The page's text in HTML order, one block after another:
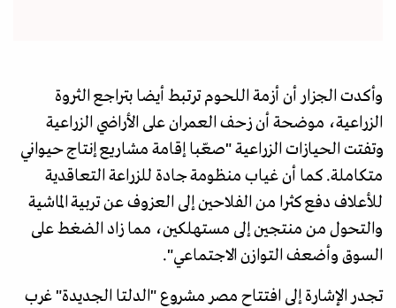
وأكدت الجزار أن أزمة اللحوم ترتبط أيضا بتراجع الثروة
الزراعية، موضحة أن زحف العمران على الأراضي الزراعية
وتفتت الحيازات الزراعية "صعّبا إقامة مشاريع إنتاج حيواني
متكاملة. كما أن غياب منظومة جادة للزراعة التعاقدية
للأعلاف دفع كثرا من الفلاحين إلى العزوف عن تربية الماشية
والتحول من منتجين إلى مستهلكين، مما زاد الضغط على
السوق وأضعف التوازن الاجتماعي".
تجدر الإشارة إلى افتتاح مصر مشروع "الدلتا الجديدة" غرب